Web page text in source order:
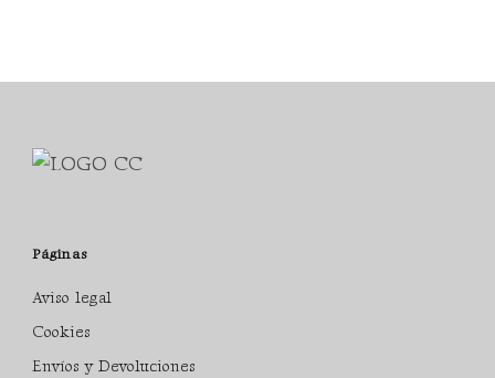
Páginas
Aviso legal
Cookies
Envíos y Devoluciones